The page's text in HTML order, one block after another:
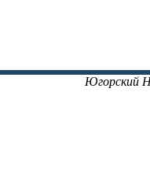
Югорский